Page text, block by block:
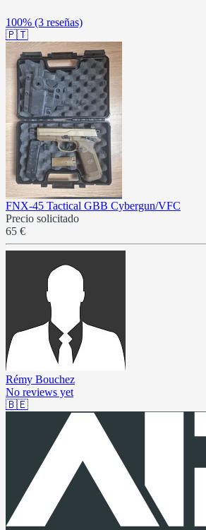
100% (3 reseñas)
🇵🇹
FNX-45 Tactical GBB Cybergun/VFC
Precio solicitado
65 €
Rémy Bouchez
No reviews yet
🇧🇪